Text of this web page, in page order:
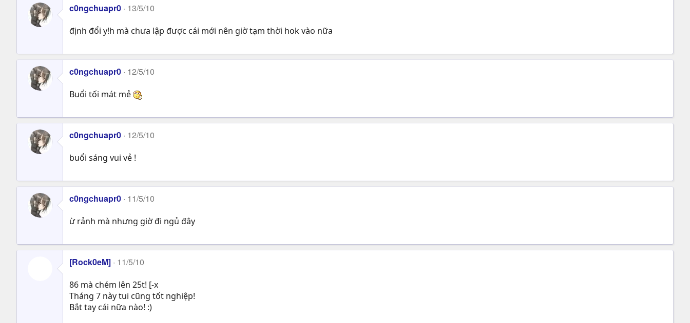
c0ngchuapr0 13/5/10
định đổi y!h mà chưa lập được cái mới nên giờ tạm thời hok vào nữa
c0ngchuapr0 12/5/10
Buổi tối mát mẻ
c0ngchuapr0 12/5/10
buổi sáng vui vẻ !
c0ngchuapr0 11/5/10
ừ rảnh mà nhưng giờ đi ngủ đây
[Rock0eM] 11/5/10
86 mà chém lên 25t! [-x
Tháng 7 này tui cũng tốt nghiệp!
Bắt tay cái nữa nào! :)